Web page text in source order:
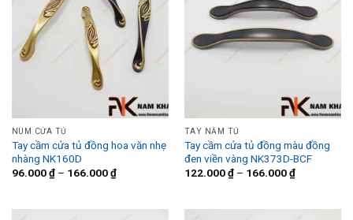
NÚM CỬA TỦ
Tay cầm cửa tủ đồng hoa văn nhẹ
nhàng NK160D
96.000₫– 166.000₫
TAY NẮM TỦ
Tay cầm cửa tủ đồng màu đồng
đen viền vàng NK373D-BCF
122.000₫– 166.000₫